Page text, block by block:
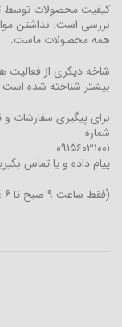
کیفیت محصولات توسط
بررسی است. نداشتن
همه محصولات ماست.
شاخه دیگری از فعالیت
بیشتر شناخته شده است
برای پیگیری سفارشات و
شماره
۰۹۱۵۶۰۳۱۰۰۱
پیام داده و یا تماس
(فقط ساعت 9 صبح تا 6 عصر)